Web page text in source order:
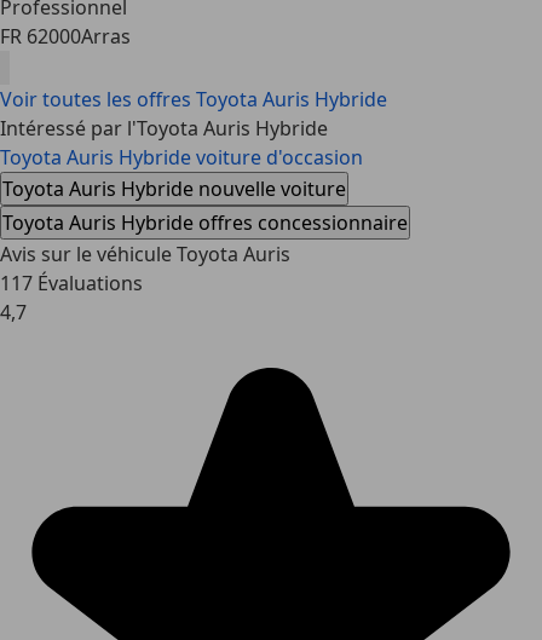
Professionnel
FR 62000Arras
Voir toutes les offres Toyota Auris Hybride
Intéressé par l'Toyota Auris Hybride
Toyota Auris Hybride voiture d'occasion
Toyota Auris Hybride nouvelle voiture
Toyota Auris Hybride offres concessionnaire
Avis sur le véhicule Toyota Auris
117 Évaluations
4,7